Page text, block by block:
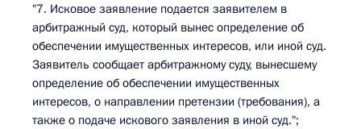
"7. Исковое заявление подается заявителем в
арбитражный суд, который вынес определение об
обеспечении имущественных интересов, или иной суд.
Заявитель сообщает арбитражному суду, вынесшему
определение об обеспечении имущественных
интересов, о направлении претензии (требования), а
также о подаче искового заявления в иной суд.";